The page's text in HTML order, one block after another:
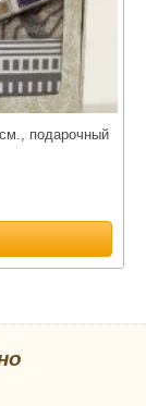
подарочный